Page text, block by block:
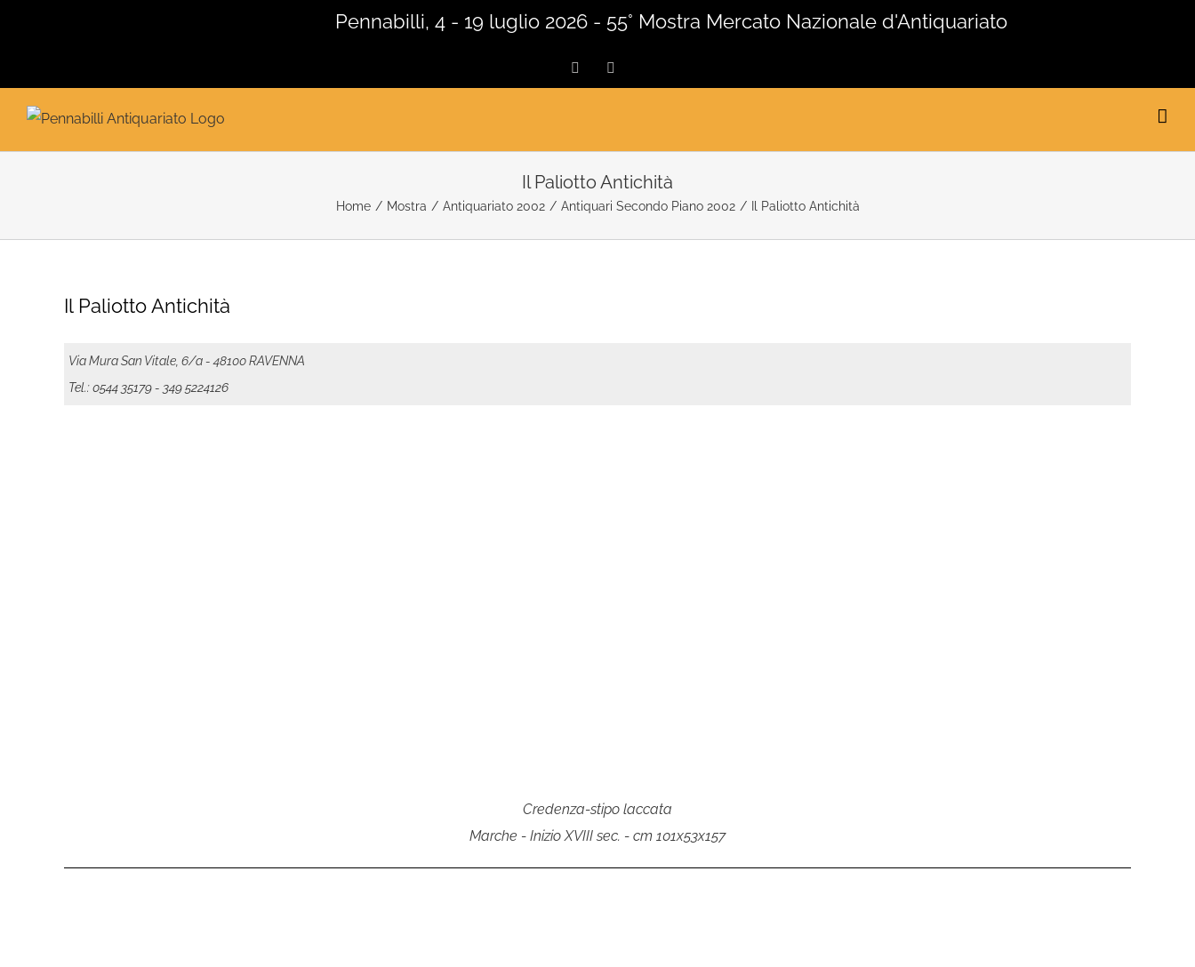
Pennabilli, 4 - 19 luglio 2026 - 55° Mostra Mercato Nazionale d'Antiquariato
Facebook
Il Paliotto Antichità
Home / Mostra / Antiquariato 2002 / Antiquari Secondo Piano 2002 / Il Paliotto Antichità
Il Paliotto Antichità
Via Mura San Vitale, 6/a - 48100 RAVENNA
Tel.: 0544 35179- 349 5224126
Credenza-stipo laccata
Marche - Inizio XVIII sec. - cm 101x53x157